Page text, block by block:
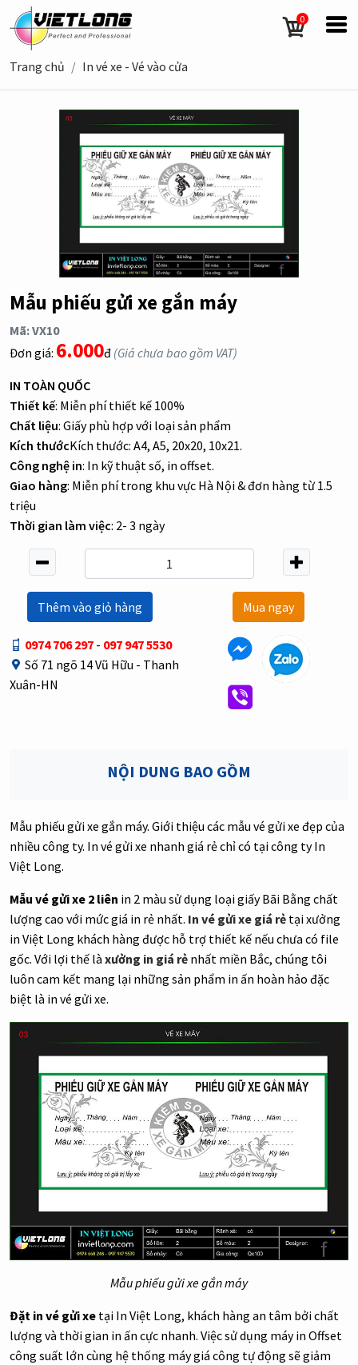
0
Trang chủ In vé xe - Vé vào cửa
Mẫu phiếu gửi xe gắn máy
Mã: VX10
Đơn giá: 6.000đ (Giá chưa bao gồm VAT)
IN TOÀN QUỐC
Thiết kế: Miễn phí thiết kế 100%
Chất liệu: Giấy phù hợp với loại sản phẩm
Kích thướcKích thước: A4, A5, 20x20, 10x21.
Công nghệ in: In kỹ thuật số, in offset.
Giao hàng: Miễn phí trong khu vực Hà Nội & đơn hàng từ 1.5
triệu
Thời gian làm việc: 2- 3 ngày
Thêm vào giỏ hàng Mua ngay
0974 706 297 - 097 947 5530
Số 71 ngõ 14 Vũ Hữu - Thanh
Xuân-HN
NỘI DUNG BAO GỒM
Mẫu phiếu gửi xe gắn máy. Giới thiệu các mẫu vé gửi xe đẹp của
nhiều công ty. In vé gửi xe nhanh giá rẻ chỉ có tại công ty In
Việt Long.
Mẫu vé gửi xe 2 liên in 2 màu sử dụng loại giấy Bãi Bằng chất
lượng cao với mức giá in rẻ nhất. In vé gửi xe giá rẻ tại xưởng
in Việt Long khách hàng được hỗ trợ thiết kế nếu chưa có file
gốc. Với lợi thế là xưởng in giá rẻ nhất miền Bắc, chúng tôi
luôn cam kết mang lại những sản phẩm in ấn hoàn hảo đặc
biệt là in vé gửi xe.
Mẫu phiếu gửi xe gắn máy
Đặt in vé gửi xe tại In Việt Long, khách hàng an tâm bởi chất
lượng và thời gian in ấn cực nhanh. Việc sử dụng máy in Offset
công suất lớn cùng hệ thống máy giá công tự động sẽ giảm